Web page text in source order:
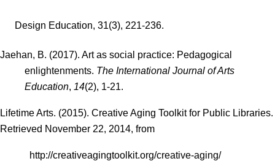
Design Education, 31(3), 221-236.
Jaehan, B. (2017). Art as social practice: Pedagogical
enlightenments. The International Journal of Arts
Education, 14(2), 1-21.
Lifetime Arts. (2015). Creative Aging Toolkit for Public Libraries.
Retrieved November 22, 2014, from
http://creativeagingtoolkit.org/creative-aging/